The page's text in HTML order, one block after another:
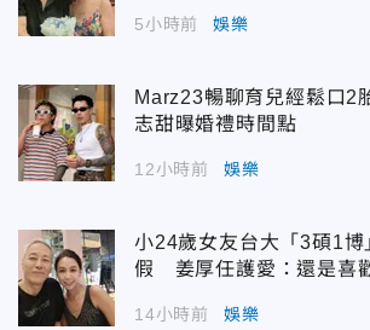
5小時前 娛樂
Marz23暢聊育兒經鬆口
志甜曝婚禮時間點
12小時前 娛樂
小24歲女友台大「3碩1博
假 姜厚任護愛：還是喜
14小時前 娛樂